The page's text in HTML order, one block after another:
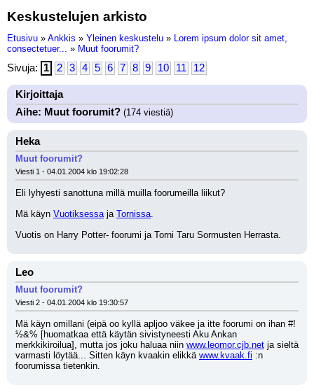
Keskustelujen arkisto
Etusivu » Ankkis » Yleinen keskustelu » Lorem ipsum dolor sit amet,
consectetuer... » Muut foorumit?
Sivuja: 1 2 3 4 5 6 7 8 9 10 11 12
Kirjoittaja
Aihe: Muut foorumit? (174 viestiä)
Heka
Muut foorumit?
Viesti 1 - 04.01.2004 klo 19:02:28
Eli lyhyesti sanottuna millä muilla foorumeilla liikut?
Mä käyn Vuotiksessa ja Tornissa.
Vuotis on Harry Potter- foorumi ja Torni Taru Sormusten Herrasta.
Leo
Muut foorumit?
Viesti 2 - 04.01.2004 klo 19:30:57
Mä käyn omillani (eipä oo kyllä apljoo väkee ja itte foorumi on ihan #!
½&% [huomatkaa että käytän sivistyneesti Aku Ankan
merkkikiroilua], mutta jos joku haluaa niin www.leomor.cjb.net ja sieltä
varmasti löytää... Sitten käyn kvaakin elikkä www.kvaak.fi :n
foorumissa tietenkin.